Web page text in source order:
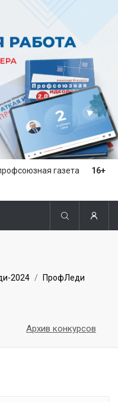
газета 16+
2024
ПрофЛеди
Архив конкурсов